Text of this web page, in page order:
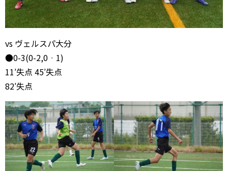
vs ヴェルスパ大分
●0-3(0-2,0‐1)
11′失点 45′失点
82′失点